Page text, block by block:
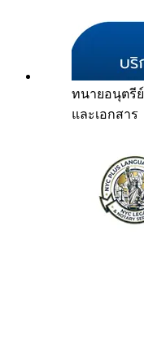
ทนายอนุตรีย์
และเอกสาร